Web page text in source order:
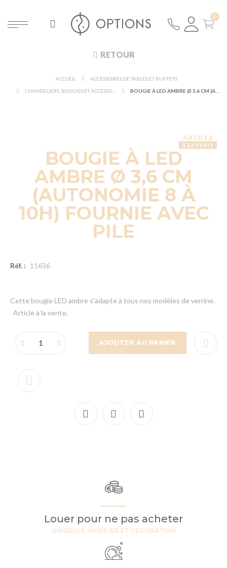
RETOUR
ACCUEIL
ACCESSOIRES DE TABLES ET BUFFETS
BOUGIE À LED
AMBRE Ø 3,6 CM
(AUTONOMIE 8 À
10H) FOURNIE AVEC
PILE
Réf. : 11636
Cette bougie LED ambre s'adapte à tous nos modèles de verrine.
Article à la vente.
AJOUTER AU PANIER
Louer pour ne pas acheter
VAISSELLE, MOBILIER ET DECORATION